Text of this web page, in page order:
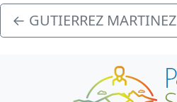
← GUTIERREZ MARTINEZ